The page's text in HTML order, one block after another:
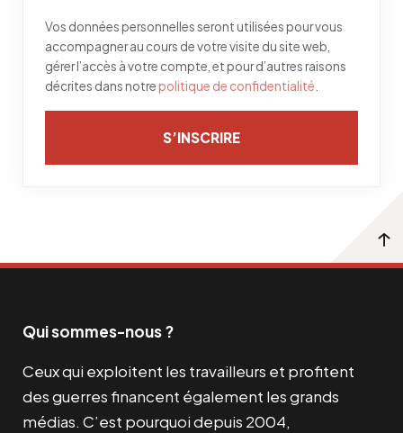
Vos données personnelles seront utilisées pour vous
accompagner au cours de votre visite du site web,
gérer l’accès à votre compte, et pour d’autres raisons
décrites dans notre politique de confidentialité
S’INSCRIRE
Qui sommes-nous ?
Ceux qui exploitent les travailleurs et profitent
des guerres financent également les grands
médias. C’est pourquoi depuis 2004,